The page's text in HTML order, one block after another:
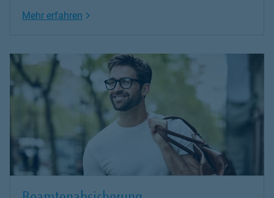
Mehr erfahren Link Opens in New Tab